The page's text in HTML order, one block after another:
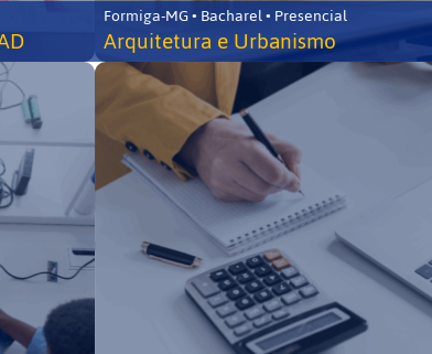
Formiga-MG • Bacharel • Presencial
Arquitetura e Urbanismo